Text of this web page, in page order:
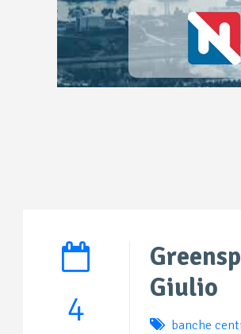
4
Giulio
banche